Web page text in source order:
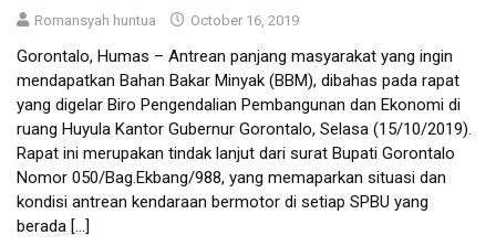
Romansyah huntua October 16, 2019
Gorontalo, Humas – Antrean panjang masyarakat yang ingin
mendapatkan Bahan Bakar Minyak (BBM), dibahas pada rapat
yang digelar Biro Pengendalian Pembangunan dan Ekonomi di
ruang Huyula Kantor Gubernur Gorontalo, Selasa (15/10/2019).
Rapat ini merupakan tindak lanjut dari surat Bupati Gorontalo
Nomor 050/Bag.Ekbang/988, yang memaparkan situasi dan
kondisi antrean kendaraan bermotor di setiap SPBU yang
berada […]